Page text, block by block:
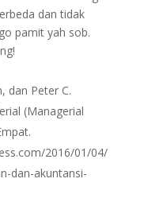
dan tidak
pamit yah sob.
dan Peter C.
(Managerial
2016/01/04/
dan-akuntansi-